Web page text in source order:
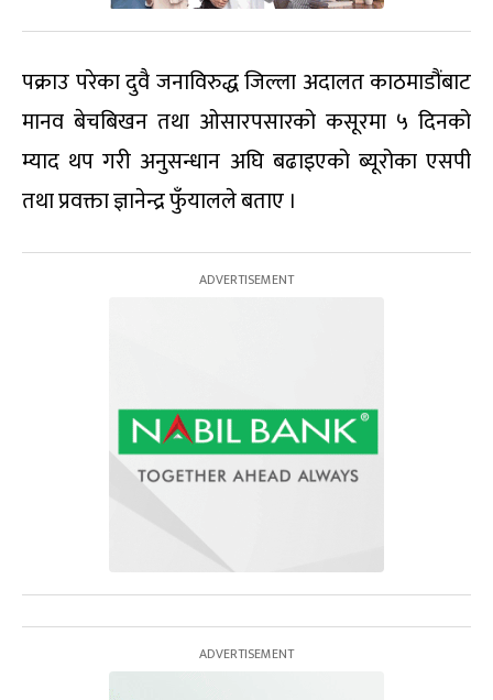
पक्राउ परेका दुवै जनाविरुद्ध जिल्ला अदालत काठमाडौंबाट
मानव बेचबिखन तथा ओसारपसारको कसूरमा ५ दिनको
म्याद थप गरी अनुसन्धान अघि बढाइएको ब्यूरोका एसपी
तथा प्रवक्ता ज्ञानेन्द्र फुँयालले बताए ।